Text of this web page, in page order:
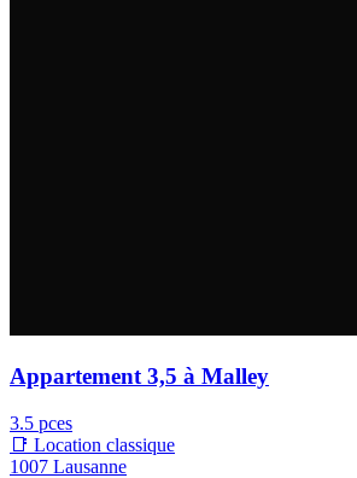
Appartement 3,5 à Malley
3.5 pces
📑 Location classique
1007 Lausanne